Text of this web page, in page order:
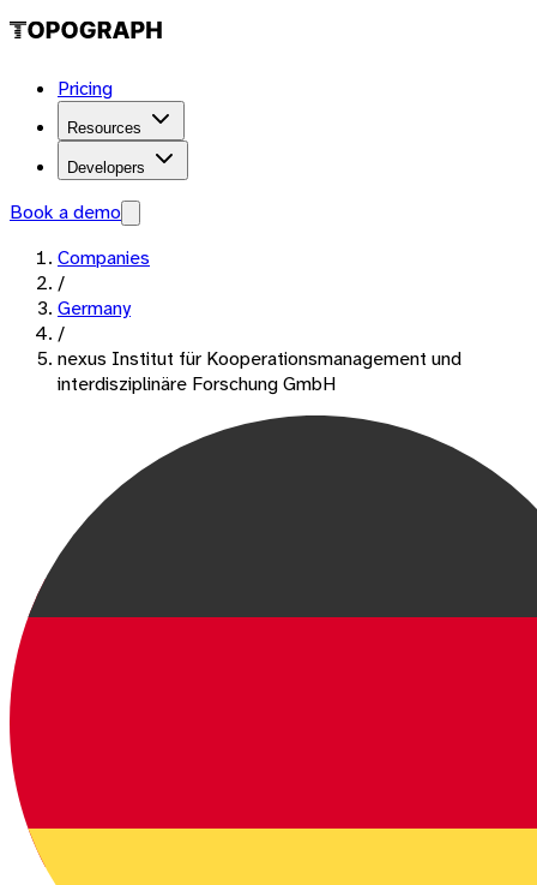
Pricing
Resources
Developers
Book a demo
Companies
/
Germany
/
nexus Institut für Kooperationsmanagement und
interdisziplinäre Forschung GmbH